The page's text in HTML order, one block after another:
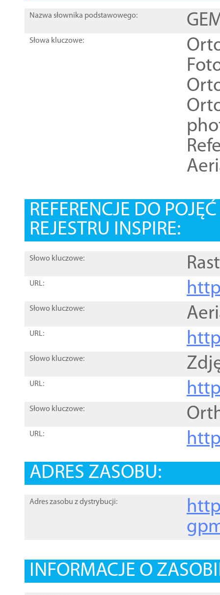
Nazwa słownika podstawowego:
Słowa kluczowe:
REFERENCJE DO
REJESTRU INSPIRE:
Słowo kluczowe:
URL:
Słowo kluczowe:
URL:
Słowo kluczowe:
URL:
Słowo kluczowe:
URL:
ADRES ZASOBU:
Adres zasobu z dystrybucji:
INFORMACJE O